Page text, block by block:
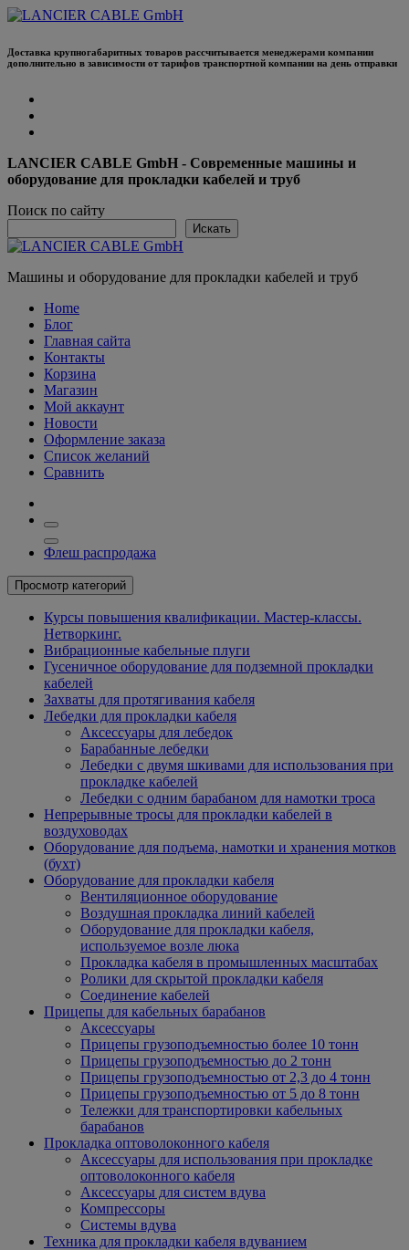
Перейти
содержанию
Доставка крупногабаритных товаров рассчитывается менеджерами компании
дополнительно в зависимости от тарифов транспортной компании на день отправки
LANCIER CABLE GmbH - Современные машины и
оборудование для прокладки кабелей и труб
Поиск по сайту
Искать
Машины и оборудование для прокладки кабелей и труб
Home
Блог
Главная сайта
Контакты
Корзина
Магазин
Мой аккаунт
Новости
Оформление заказа
Список желаний
Сравнить
Флеш распродажа
Просмотр категорий
Курсы повышения квалификации. Мастер-классы.
Нетворкинг.
Вибрационные кабельные плуги
Гусеничное оборудование для подземной прокладки
кабелей
Захваты для протягивания кабеля
Лебедки для прокладки кабеля
Аксессуары для лебедок
Барабанные лебедки
Лебедки с двумя шкивами для использования при
прокладке кабелей
Лебедки с одним барабаном для намотки троса
Непрерывные тросы для прокладки кабелей в
воздуховодах
Оборудование для подъема, намотки и хранения мотков
(бухт)
Оборудование для прокладки кабеля
Вентиляционное оборудование
Воздушная прокладка линий кабелей
Оборудование для прокладки кабеля,
используемое возле люка
Прокладка кабеля в промышленных масштабах
Ролики для скрытой прокладки кабеля
Соединение кабелей
Прицепы для кабельных барабанов
Аксессуары
Прицепы грузоподъемностью более 10 тонн
Прицепы грузоподъемностью до 2 тонн
Прицепы грузоподъемностью от 2,3 до 4 тонн
Прицепы грузоподъемностью от 5 до 8 тонн
Тележки для транспортировки кабельных
барабанов
Прокладка оптоволоконного кабеля
Аксессуары для использования при прокладке
оптоволоконного кабеля
Аксессуары для систем вдува
Компрессоры
Системы вдува
Техника для прокладки кабеля вдуванием